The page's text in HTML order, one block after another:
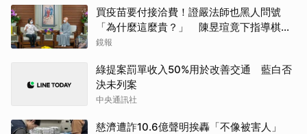
買疫苗要付接洽費！證嚴法師也黑人問號
「為什麼這麼貴？」 陳昱瑄竟下指導棋：
教作帳躲內部審核
鏡報
綠提案罰單收入50%用於改善交通 藍白否
決未列案
中央通訊社
慈濟遭詐10.6億聲明挨轟「不像被害人」